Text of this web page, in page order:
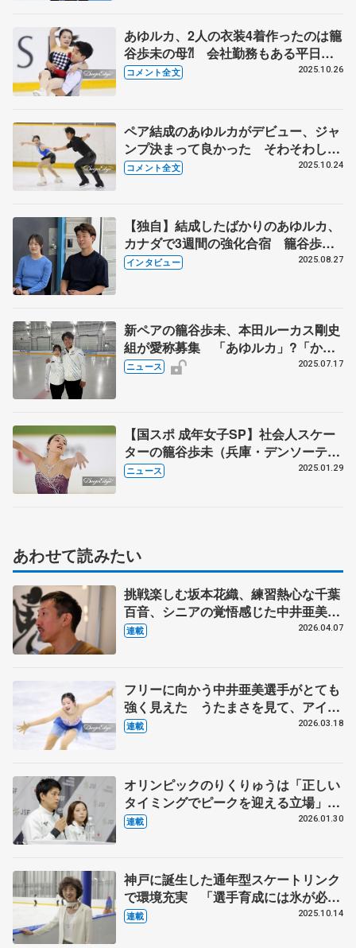
あゆルカ、2人の衣装4着作ったのは籠
谷歩未の母⁈ 会社勤務もある平日は
午前中、土曜は長めに練習 【東日本
コメント全文 2025.10.26
ペア結成のあゆルカがデビュー、ジャ
ンプ決まって良かった そわそわした
と籠谷歩未、ゆなすみ尊敬と本田ルー
コメント全文 2025.10.24
【独自】結成したばかりのあゆルカ、
カナダで3週間の強化合宿 籠谷歩未
は仕事と両立、本田ルーカス剛史「練
インタビュー 2025.08.27
新ペアの籠谷歩未、本田ルーカス剛史
組が愛称募集 「あゆルカ」?「かご
ルカ」?…アイデアお寄せください!!
ニュース 2025.07.17
【国スポ 成年女子SP】社会人スケー
ターの籠谷歩未（兵庫・デンソーテ
ン）5時に家出て朝練も 最終滑走で
ニュース 2025.01.29
あわせて読みたい
挑戦楽しむ坂本花織、練習熱心な千葉
百音、シニアの覚悟感じた中井亜美
ダンサー、振付家の小㞍健太さんが見
連載 2026.04.07
フリーに向かう中井亜美選手がとても
強く見えた うたまさを見て、アイス
ダンスをやる選手が出てきてほしい
連載 2026.03.18
オリンピックのりくりゅうは「正しい
タイミングでピークを迎える立場」
【第6回全日本選手権（下）】
連載 2026.01.30
神戸に誕生した通年型スケートリンク
で環境充実 「選手育成には氷が必
要」運営の平松純子代表理事
連載 2025.10.14